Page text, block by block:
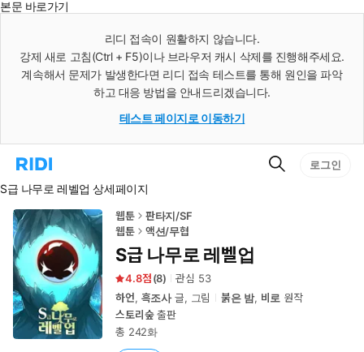
본문 바로가기
리디 접속이 원활하지 않습니다.
강제 새로 고침(Ctrl + F5)이나 브라우저 캐시 삭제를 진행해주세요.
계속해서 문제가 발생한다면 리디 접속 테스트를 통해 원인을 파악
하고 대응 방법을 안내드리겠습니다.
테스트 페이지로 이동하기
리
홈
로
이
동
검
로그인
S급 나무로 레벨업 상세페이지
웹툰
판타지/SF
웹툰
액션/무협
S급 나무로 레벨업
4.8 (8) 관심 53
하언, 흑조사글, 그림 붉은 밤, 비로 원작
스토리숲출판
총 242화